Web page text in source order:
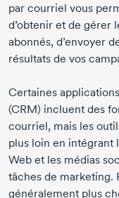
par courriel vous
d’obtenir et de gérer
abonnés, d’envoyer
résultats de vos
Certaines
(CRM) incluent des
courriel, mais les
plus loin en intégrant
Web et les médias
tâches de marketing.
généralement plus